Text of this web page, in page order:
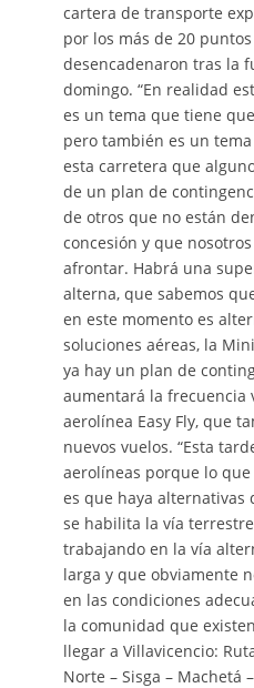
cartera de transporte
por los más de 20
desencadenaron tras la
domingo. “En realidad
es un tema que tiene
pero también es un
esta carretera que
de un plan de
de otros que no están
concesión y que
afrontar. Habrá una
alterna, que sabemos
en este momento es
soluciones aéreas, la
ya hay un plan de
aumentará la frecuencia
aerolínea Easy Fly, que
nuevos vuelos. “Esta
aerolíneas porque lo
es que haya alternativas
se habilita la vía
trabajando en la vía
larga y que obviamente
en las condiciones
la comunidad que
llegar a Villavicencio:
Norte – Sisga – Machetá